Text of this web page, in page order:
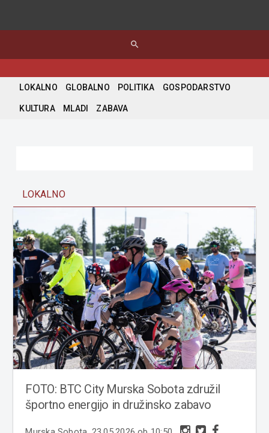
search
LOKALNO GLOBALNO POLITIKA GOSPODARSTVO
KULTURA MLADI ZABAVA
LOKALNO
FOTO: BTC City Murska Sobota združil
športno energijo in družinsko zabavo